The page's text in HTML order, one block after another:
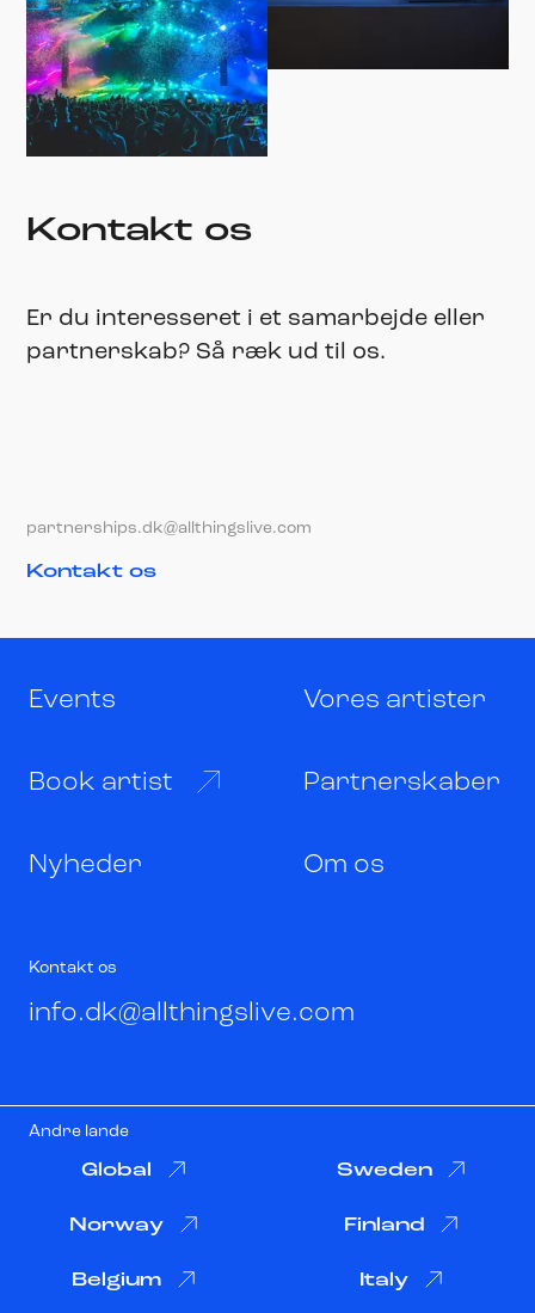
Kontakt os
Er du interesseret i et samarbejde eller
partnerskab? Så ræk ud til os.
partnerships.dk@allthingslive.com
Kontakt os
Events Vores artister
Book artist Partnerskaber
Nyheder Om os
Kontakt os
info.dk@allthingslive.com
Andre lande
Global Sweden
Norway Finland
Belgium Italy